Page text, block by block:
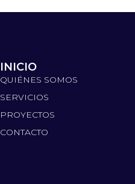
INICIO
QUIÉNES SOMOS
SERVICIOS
PROYECTOS
CONTACTO